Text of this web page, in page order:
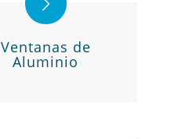
Ventanas de
Aluminio